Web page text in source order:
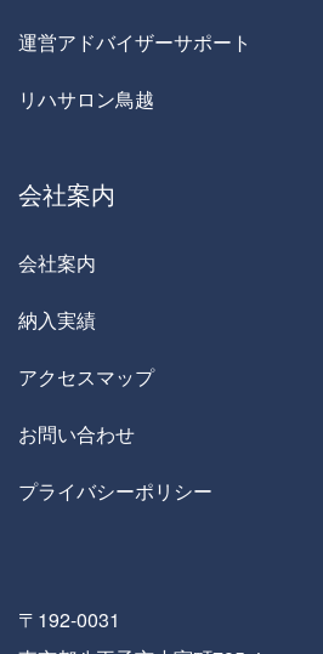
運営アドバイザーサポート
リハサロン鳥越
会社案内
会社案内
納入実績
アクセスマップ
お問い合わせ
プライバシーポリシー
〒192-0031